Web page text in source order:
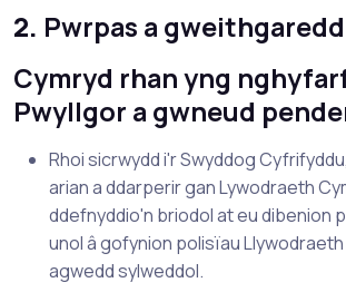
2. Pwrpas a
Cymryd rhan yng
Pwyllgor a gwneud
Rhoi sicrwydd i'r Swyddog
arian a ddarperir gan Lywodraeth
ddefnyddio'n briodol at eu dibenion
unol â gofynion polisïau
agwedd sylweddol.